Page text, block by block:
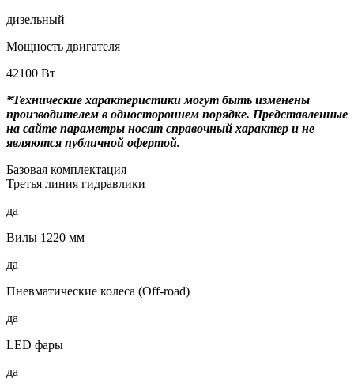
дизельный
Мощность двигателя
42100 Вт
*Технические характеристики могут быть изменены
производителем в одностороннем порядке. Представленные
на сайте параметры носят справочный характер и не
являются публичной офертой.
Базовая комплектация
Третья линия гидравлики
да
Вилы 1220 мм
да
Пневматические колеса (Off-road)
да
LED фары
да